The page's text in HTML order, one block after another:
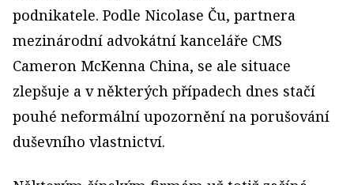
podnikatele. Podle Nicolase Ču, partnera
mezinárodní advokátní kanceláře CMS
Cameron McKenna China, se ale situace
zlepšuje a v některých případech dnes stačí
pouhé neformální upozornění na porušování
duševního vlastnictví.